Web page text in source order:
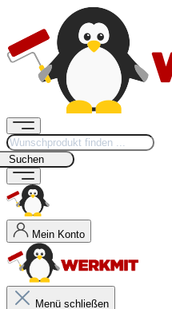
Suchen
Mein Konto
Menü schließen